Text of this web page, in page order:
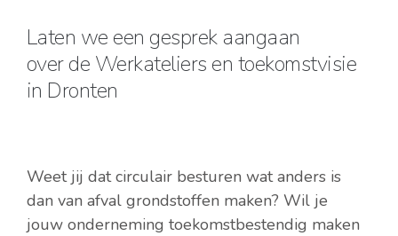
Weet jij dat circulair besturen wat anders is
dan van afval grondstoffen maken? Wil je
jouw onderneming toekomstbestendig maken
Laten we een gesprek aangaan
over de Werkateliers en toekomstvisie
in Dronten